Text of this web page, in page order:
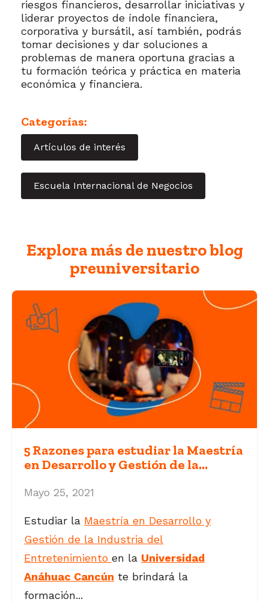
riesgos financieros, desarrollar iniciativas y
liderar proyectos de índole financiera,
corporativa y bursátil, así también, podrás
tomar decisiones y dar soluciones a
problemas de manera oportuna gracias a
tu formación teórica y práctica en materia
económica y financiera.
Categorías:
Artículos de interés
Escuela Internacional de Negocios
Explora más de nuestro blog
preuniversitario
5 Razones para estudiar la Maestría
en Desarrollo y Gestión de la...
Mayo 25, 2021
Estudiar la Maestría en Desarrollo y
Gestión de la Industria del
Entretenimiento en la Universidad
Anáhuac Cancún te brindará la
formación...